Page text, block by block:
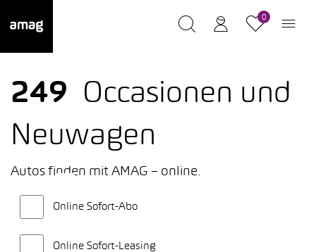
0
249
Occasionen und
Neuwagen
Autos finden mit AMAG – online.
Online Sofort-Abo
Online Sofort-Leasing